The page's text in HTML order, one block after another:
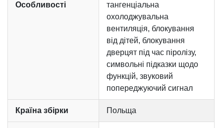
Особливості
тангенціальна
охолоджувальна
вентиляція, блокування
від дітей, блокування
дверцят під час піролізу,
символьні підказки щодо
функцій, звуковий
попереджуючий сигнал
Країна збірки Польща